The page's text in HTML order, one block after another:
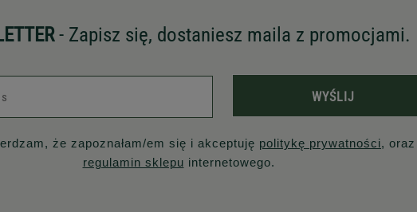
- Zapisz się, dostaniesz maila z promocjami.
WYŚLIJ
że zapoznałam/em się i akceptuję politykę prywatności, oraz
regulamin sklepu internetowego.